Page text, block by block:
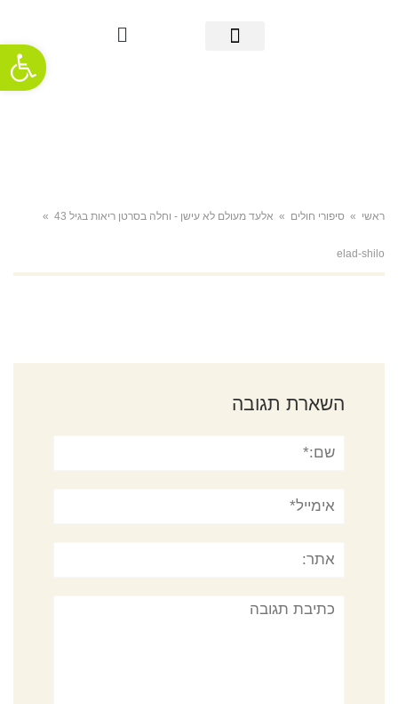
ראשי » סיפורי חולים » אלעד מעולם לא עישן - וחלה בסרטן ריאות בגיל 43 »
elad-shilo
השארת תגובה
אימייל*
תגובה
פתח